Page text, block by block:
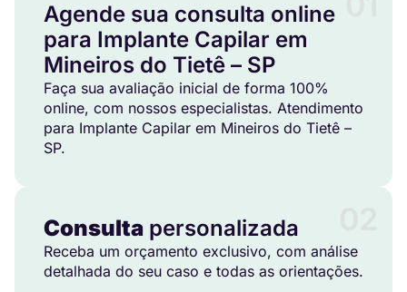
Agende sua consulta online
para Implante Capilar em
Mineiros do Tietê – SP
Faça sua avaliação inicial de forma 100%
online, com nossos especialistas. Atendimento
para Implante Capilar em Mineiros do Tietê –
SP.
Consulta personalizada
Receba um orçamento exclusivo, com análise
detalhada do seu caso e todas as orientações.